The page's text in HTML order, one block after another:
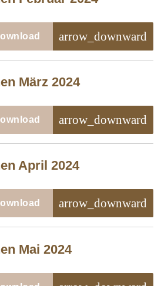
arrow_downward
März 2024
arrow_downward
April 2024
arrow_downward
Mai 2024